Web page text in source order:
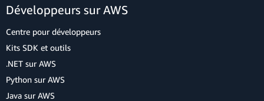
Développeurs sur AWS
Centre pour développeurs
Kits SDK et outils
.NET sur AWS
Python sur AWS
Java sur AWS